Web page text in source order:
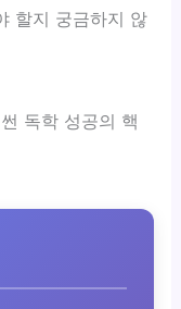
할지 궁금하지 않
독학 성공의 핵